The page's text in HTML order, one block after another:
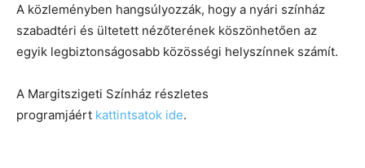
A közleményben hangsúlyozzák, hogy a nyári színház
szabadtéri és ültetett nézőterének köszönhetően az
egyik legbiztonságosabb közösségi helyszínnek számít.
A Margitszigeti Színház részletes
programjáért kattintsatok ide.